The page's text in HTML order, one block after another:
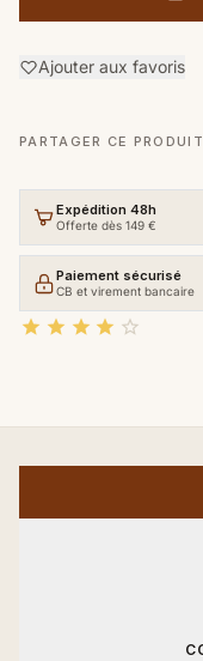
Ajouter aux favoris
PARTAGER CE
Expédition 48h
Offerte dès 149 €
Paiement sécurisé
CB et virement bancaire
    